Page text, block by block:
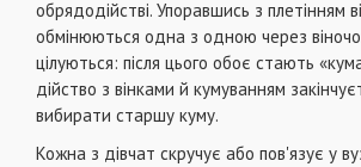
обрядодійстві. Упоравшись з плетінням
обмінюються одна з одною через
цілуються: після цього обоє стають
дійство з вінками й кумуванням
вибирати старшу куму.
Кожна з дівчат скручує або пов'язує у